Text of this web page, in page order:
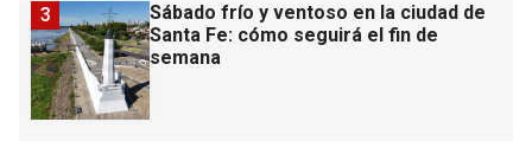
Sábado frío y ventoso en la ciudad de
Santa Fe: cómo seguirá el fin de
semana
3